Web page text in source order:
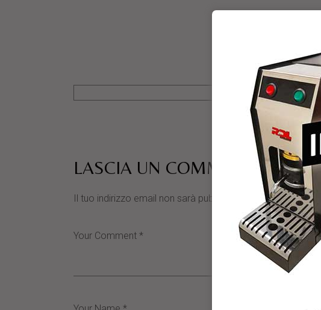
LASCIA UN COMMENTO
Il tuo indirizzo email non sarà pubblicato. I campi